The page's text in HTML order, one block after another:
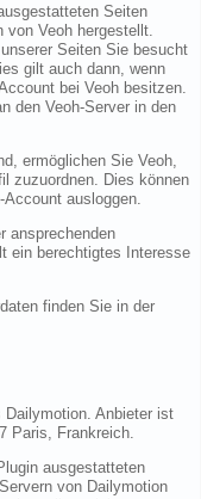
Seiten
von Veoh hergestellt.
Seiten Sie besucht
gilt auch dann, wenn
bei Veoh besitzen.
den Veoh-Server in den
ermöglichen Sie Veoh,
zuzuordnen. Dies können
ausloggen.
ansprechenden
ein berechtigtes Interesse
finden Sie in der
Anbieter ist
Paris, Frankreich.
ausgestatteten
von Dailymotion